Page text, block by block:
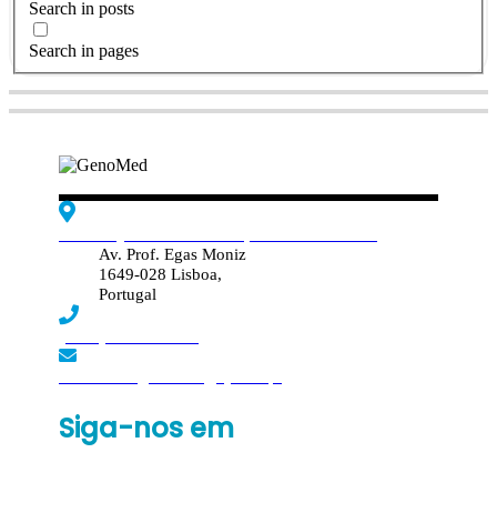
Search in posts
Search in pages
Av. Prof. Egas Moniz
1649-028 Lisboa,
Portugal
Siga-nos em